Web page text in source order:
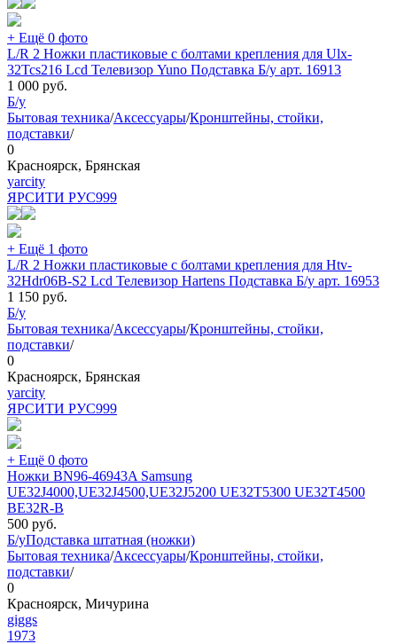
+ Ещё 0 фото
L/R 2 Ножки пластиковые с болтами крепления для Ulx-
32Tcs216 Lcd Телевизор Yuno Подставка Б/у арт. 16913
1 000 руб.
Б/у
Бытовая техника/Аксессуары/Кронштейны, стойки,
подставки/
0
Красноярск, Брянская
yarcity
ЯРСИТИ РУС999
+ Ещё 1 фото
L/R 2 Ножки пластиковые с болтами крепления для Htv-
32Hdr06B-S2 Lcd Телевизор Hartens Подставка Б/у арт. 16953
1 150 руб.
Б/у
Бытовая техника/Аксессуары/Кронштейны, стойки,
подставки/
0
Красноярск, Брянская
yarcity
ЯРСИТИ РУС999
+ Ещё 0 фото
Ножки BN96-46943A Samsung
UE32J4000,UE32J4500,UE32J5200 UE32T5300 UE32T4500
BE32R-B
500 руб.
Б/уПодставка штатная (ножки)
Бытовая техника/Аксессуары/Кронштейны, стойки,
подставки/
0
Красноярск, Мичурина
giggs
1973